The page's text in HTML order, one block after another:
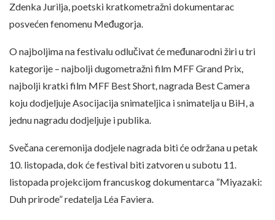
Zdenka Jurilja, poetski kratkometražni dokumentarac
posvećen fenomenu Međugorja.
O najboljima na festivalu odlučivat će međunarodni žiri u tri
kategorije – najbolji dugometražni film MFF Grand Prix,
najbolji kratki film MFF Best Short, nagrada Best Camera
koju dodjeljuje Asocijacija snimateljica i snimatelja u BiH, a
jednu nagradu dodjeljuje i publika.
Svečana ceremonija dodjele nagrada biti će održana u petak
10. listopada, dok će festival biti zatvoren u subotu 11.
listopada projekcijom francuskog dokumentarca ”Miyazaki:
Duh prirode” redatelja Léa Faviera.